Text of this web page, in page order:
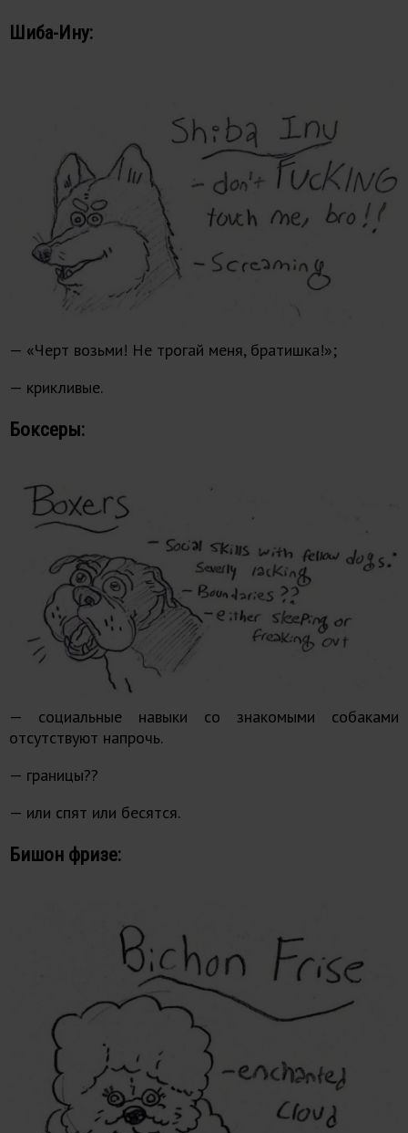
Шиба-Ину:
— «Черт возьми! Не трогай меня, братишка!»;
— крикливые.
Боксеры:
— социальные навыки со знакомыми собаками
отсутствуют напрочь.
— границы??
— или спят или бесятся.
Бишон фризе: